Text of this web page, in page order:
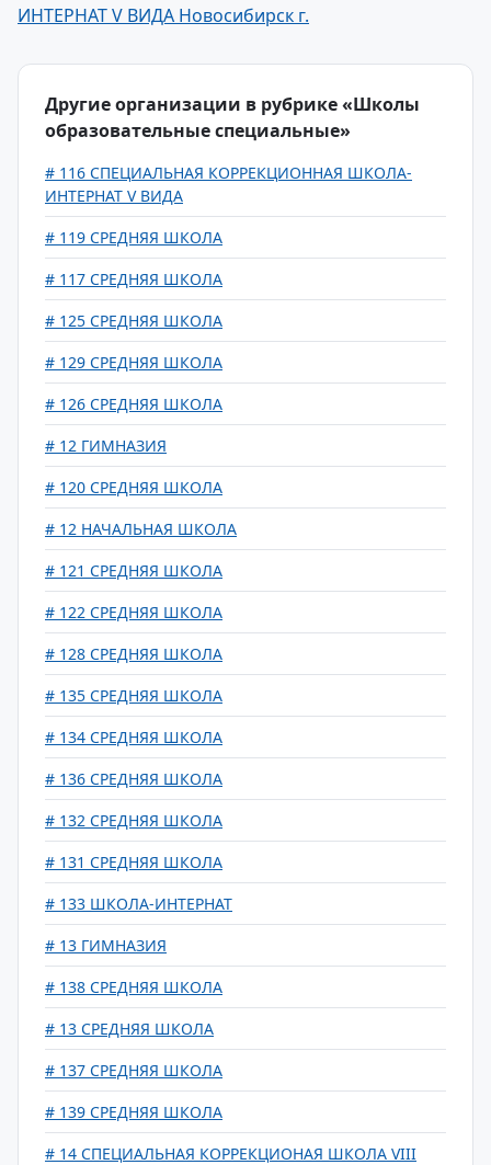
ИНТЕРНАТ V ВИДА Новосибирск г.
Другие организации в рубрике «Школы
образовательные специальные»
# 116 СПЕЦИАЛЬНАЯ КОРРЕКЦИОННАЯ ШКОЛА-
ИНТЕРНАТ V ВИДА
# 119 СРЕДНЯЯ ШКОЛА
# 117 СРЕДНЯЯ ШКОЛА
# 125 СРЕДНЯЯ ШКОЛА
# 129 СРЕДНЯЯ ШКОЛА
# 126 СРЕДНЯЯ ШКОЛА
# 12 ГИМНАЗИЯ
# 120 СРЕДНЯЯ ШКОЛА
# 12 НАЧАЛЬНАЯ ШКОЛА
# 121 СРЕДНЯЯ ШКОЛА
# 122 СРЕДНЯЯ ШКОЛА
# 128 СРЕДНЯЯ ШКОЛА
# 135 СРЕДНЯЯ ШКОЛА
# 134 СРЕДНЯЯ ШКОЛА
# 136 СРЕДНЯЯ ШКОЛА
# 132 СРЕДНЯЯ ШКОЛА
# 131 СРЕДНЯЯ ШКОЛА
# 133 ШКОЛА-ИНТЕРНАТ
# 13 ГИМНАЗИЯ
# 138 СРЕДНЯЯ ШКОЛА
# 13 СРЕДНЯЯ ШКОЛА
# 137 СРЕДНЯЯ ШКОЛА
# 139 СРЕДНЯЯ ШКОЛА
# 14 СПЕЦИАЛЬНАЯ КОРРЕКЦИОНАЯ ШКОЛА VIII